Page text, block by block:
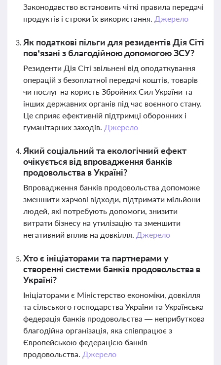
Законодавство встановить чіткі правила передачі
продуктів і строки їх використання. Джерело
Як податкові пільги для резидентів Дія Сіті
пов’язані з благодійною допомогою ЗСУ?
Резиденти Дія Сіті звільнені від оподаткування
операцій з безоплатної передачі коштів, товарів
чи послуг на користь Збройних Сил України та
інших державних органів під час воєнного стану.
Це сприяє ефективній підтримці оборонних і
гуманітарних заходів. Джерело
Який соціальний та екологічний ефект
очікується від впровадження банків
продовольства в Україні?
Впровадження банків продовольства допоможе
зменшити харчові відходи, підтримати мільйони
людей, які потребують допомоги, знизити
витрати бізнесу на утилізацію та зменшити
негативний вплив на довкілля. Джерело
Хто є ініціаторами та партнерами у
створенні системи банків продовольства в
Україні?
Ініціаторами є Міністерство економіки, довкілля
та сільського господарства України та Українська
федерація банків продовольства — неприбуткова
благодійна організація, яка співпрацює з
Європейською федерацією банків
продовольства. Джерело